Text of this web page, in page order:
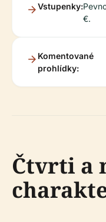
Vstupenky:
€.
Komentované
prohlídky:
Čtvrti a